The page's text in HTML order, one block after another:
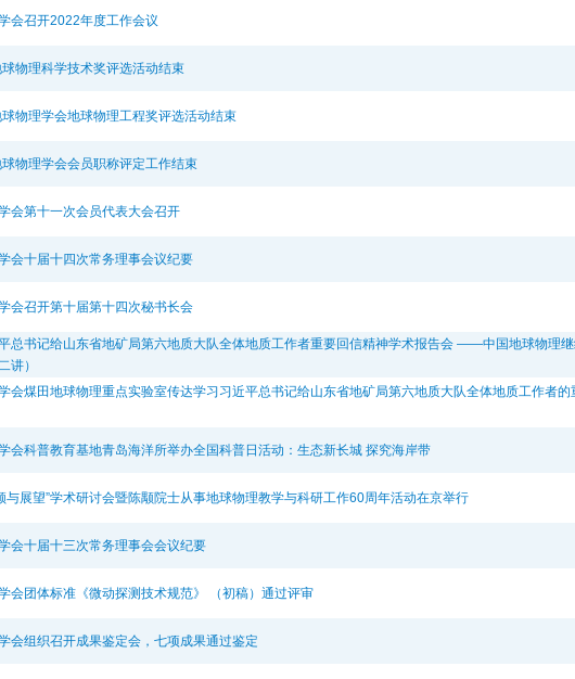
会召开2022年度工作会议
物理科学技术奖评选活动结束
物理学会地球物理工程奖评选活动结束
物理学会会员职称评定工作结束
会第十一次会员代表大会召开
会十届十四次常务理事会议纪要
会召开第十届第十四次秘书长会
总书记给山东省地矿局第六地质大队全体地质工作者重要回信精神学术报告会 ——中国地球物理
讲）
会煤田地球物理重点实验室传达学习习近平总书记给山东省地矿局第六地质大队全体地质工作者的
会科普教育基地青岛海洋所举办全国科普日活动：生态新长城 探究海岸带
与展望”学术研讨会暨陈颙院士从事地球物理教学与科研工作60周年活动在京举行
会十届十三次常务理事会会议纪要
会团体标准《微动探测技术规范》 （初稿）通过评审
会组织召开成果鉴定会，七项成果通过鉴定